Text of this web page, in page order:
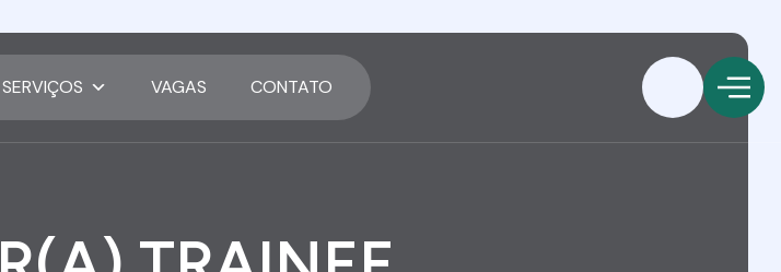
SERVIÇOS VAGAS CONTATO